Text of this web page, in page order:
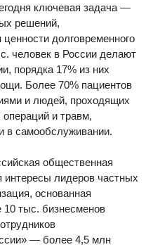
ключевая задача —
решений,
долговременного
человек в России делают
порядка 17% из них
Более 70% пациентов
и людей, проходящих
и травм,
в самообслуживании.
общественная
интересы лидеров частных
основанная
10 тыс. бизнесменов
— более 4,5 млн